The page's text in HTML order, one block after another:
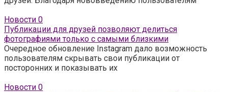
Новости 0
Публикации для друзей позволяют делиться
фотографиями только с самыми близкими
Очередное обновление Instagram дало возможность
пользователям скрывать свои публикации от
посторонних и показывать их
Новости 0